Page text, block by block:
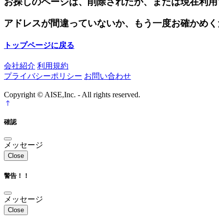
アドレスが間違っていないか、もう一度お確かめ
トップページに戻る
会社紹介 利用規約
プライバシーポリシー お問い合わせ
Copyright © AISE,Inc. - All rights reserved.
確認
メッセージ
Close
警告！！
メッセージ
Close